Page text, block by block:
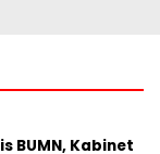
BUMN, Kabinet